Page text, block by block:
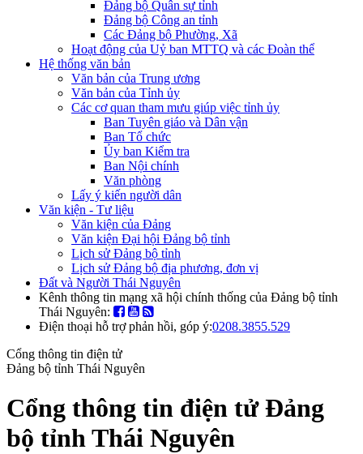
Đảng bộ Quân sự tỉnh
Đảng bộ Công an tỉnh
Các Đảng bộ Phường, Xã
Hoạt động của Uỷ ban MTTQ và các Đoàn thể
Hệ thống văn bản
Văn bản của Trung ương
Văn bản của Tỉnh ủy
Các cơ quan tham mưu giúp việc tỉnh ủy
Ban Tuyên giáo và Dân vận
Ban Tổ chức
Ủy ban Kiểm tra
Ban Nội chính
Văn phòng
Lấy ý kiến người dân
Văn kiện - Tư liệu
Văn kiện của Đảng
Văn kiện Đại hội Đảng bộ tỉnh
Lịch sử Đảng bộ tỉnh
Lịch sử Đảng bộ địa phương, đơn vị
Đất và Người Thái Nguyên
Kênh thông tin mạng xã hội chính thống của Đảng bộ tỉnh
Thái Nguyên:
Điện thoại hỗ trợ phản hồi, góp ý:0208.3855.529
Cổng thông tin điện tử
Đảng bộ tỉnh Thái Nguyên
Cổng thông tin điện tử Đảng
bộ tỉnh Thái Nguyên